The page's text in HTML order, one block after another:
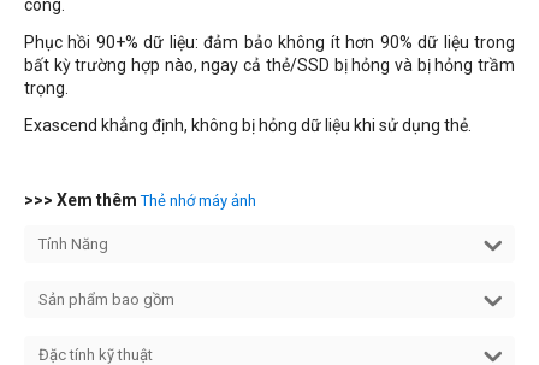
công.
Phục hồi 90+% dữ liệu: đảm bảo không ít hơn 90% dữ liệu trong
bất kỳ trường hợp nào, ngay cả thẻ/SSD bị hỏng và bị hỏng trầm
trọng.
Exascend khẳng định, không bị hỏng dữ liệu khi sử dụng thẻ.
>>> Xem thêmThẻ nhớ máy ảnh
Tính Năng
Sản phẩm bao gồm
Đặc tính kỹ thuật